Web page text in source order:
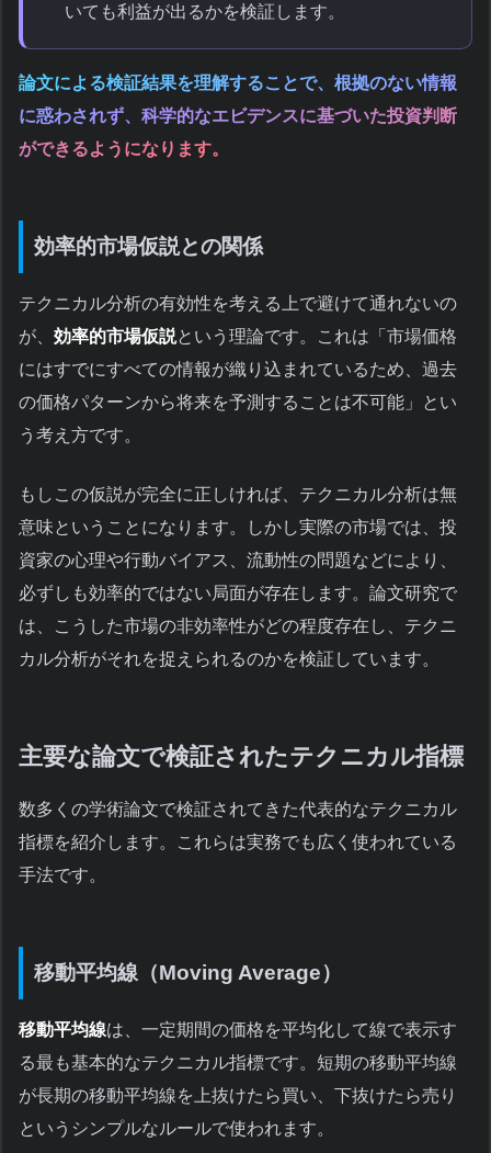
いても利益が出るかを検証します。
論文による検証結果を理解することで、根拠のない情報
に惑わされず、科学的なエビデンスに基づいた投資判断
ができるようになります。
効率的市場仮説との関係
テクニカル分析の有効性を考える上で避けて通れないの
が、 効率的市場仮説という理論です。これは「市場価格
にはすでにすべての情報が織り込まれているため、過去
の価格パターンから将来を予測することは不可能」とい
う考え方です。
もしこの仮説が完全に正しければ、テクニカル分析は無
意味ということになります。しかし実際の市場では、投
資家の心理や行動バイアス、流動性の問題などにより、
必ずしも効率的ではない局面が存在します。論文研究で
は、こうした市場の非効率性がどの程度存在し、テクニ
カル分析がそれを捉えられるのかを検証しています。
主要な論文で検証されたテクニカル指標
数多くの学術論文で検証されてきた代表的なテクニカル
指標を紹介します。これらは実務でも広く使われている
手法です。
移動平均線（Moving Average）
移動平均線は、一定期間の価格を平均化して線で表示す
る最も基本的なテクニカル指標です。短期の移動平均線
が長期の移動平均線を上抜けたら買い、下抜けたら売り
というシンプルなルールで使われます。